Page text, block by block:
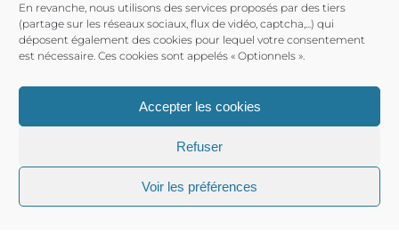
En revanche, nous utilisons des services proposés par des tiers
(partage sur les réseaux sociaux, flux de vidéo, captcha,...) qui
déposent également des cookies pour lequel votre consentement
est nécessaire. Ces cookies sont appelés « Optionnels ».
Accepter les cookies
Refuser
Voir les préférences
Ports Toulon Provence Méditerranée 2017 © |